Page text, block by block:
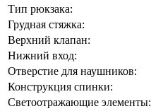
Тип рюкзака:
Грудная стяжка:
Верхний клапан:
Нижний вход:
Отверстие для наушников:
Конструкция спинки:
Светоотражающие элементы: